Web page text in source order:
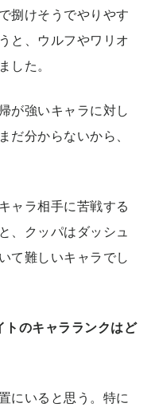
捌けそうでやりやす
と、ウルフやワリオ
した。
が強いキャラに対し
だ分からないから、
ャラ相手に苦戦する
、クッパはダッシュ
て難しいキャラでし
のキャラランクはど
にいると思う。特に